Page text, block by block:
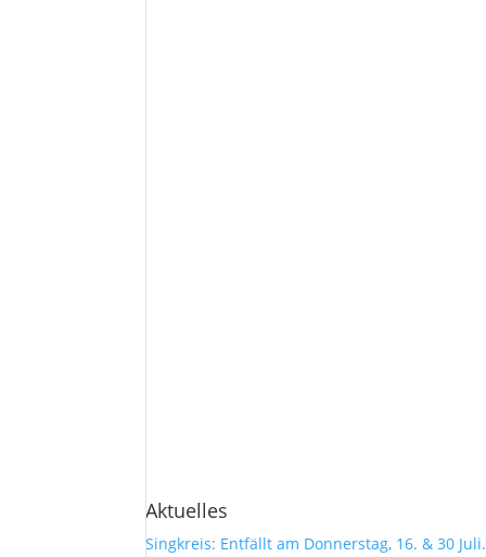
Aktuelles
Singkreis: Entfällt am Donnerstag, 16. & 30 Juli.